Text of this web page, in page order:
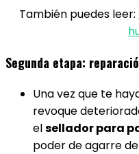
También puedes leer:
Segunda etapa:
Una vez que te
revoque
elsellador para
poder de agarre